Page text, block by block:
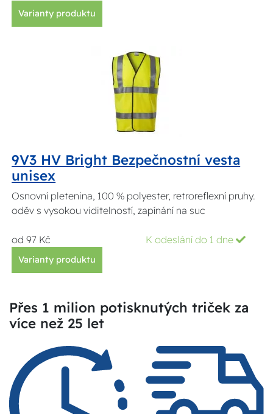
Varianty produktu
9V3 HV Bright Bezpečnostní vesta
unisex
Osnovní pletenina, 100 % polyester, retroreflexní pruhy.
oděv s vysokou viditelností, zapínání na suc
od 97 Kč K odeslání do 1 dne
Varianty produktu
Přes 1 milion potisknutých triček za
více než 25 let